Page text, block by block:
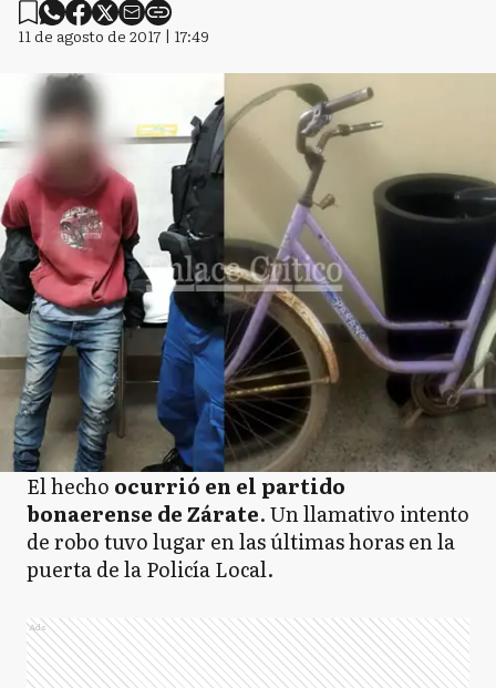
11 de agosto de 2017 | 17:49
El hecho ocurrió en el partido
bonaerense de Zárate. Un llamativo intento
de robo tuvo lugar en las últimas horas en la
puerta de la Policía Local.
Ads